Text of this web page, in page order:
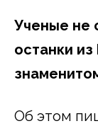
Ученые не
останки
Об этом